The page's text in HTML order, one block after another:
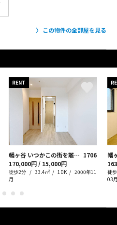
この物件の全部屋を見る
RENT
幡ヶ谷 いつかこの街を離れても 1706
170,000円 / 15,000円
徒歩2分 33.4㎡ 1DK
2000年11
月
幡
徒
03